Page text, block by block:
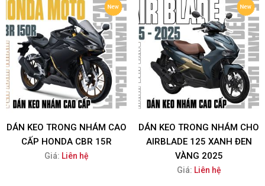
DÁN KEO TRONG NHÁM CAO
CẤP HONDA CBR 15R
Giá: Liên hệ
DÁN KEO TRONG NHÁM CHO
AIRBLADE 125 XANH ĐEN
VÀNG 2025
Giá: Liên hệ